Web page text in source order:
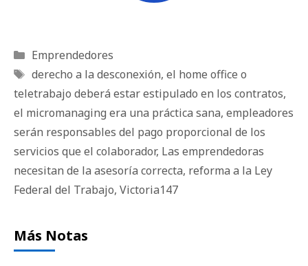
Categorías
Emprendedores
Etiquetas
derecho a la desconexión, el home office o
teletrabajo deberá estar estipulado en los contratos,
el micromanaging era una práctica sana, empleadores
serán responsables del pago proporcional de los
servicios que el colaborador, Las emprendedoras
necesitan de la asesoría correcta, reforma a la Ley
Federal del Trabajo, Victoria147
Más Notas